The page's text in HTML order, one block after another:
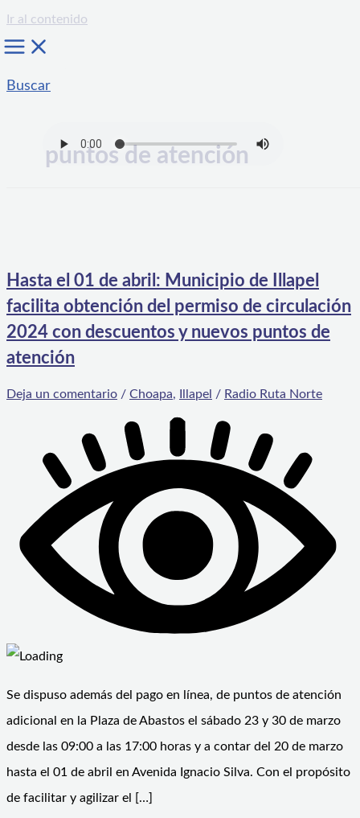
Ir al contenido
Buscar
puntos de atención
Hasta el 01 de abril: Municipio de Illapel
facilita obtención del permiso de circulación
2024 con descuentos y nuevos puntos de
atención
Deja un comentario / Choapa, Illapel / Radio Ruta Norte
Se dispuso además del pago en línea, de puntos de atención
adicional en la Plaza de Abastos el sábado 23 y 30 de marzo
desde las 09:00 a las 17:00 horas y a contar del 20 de marzo
hasta el 01 de abril en Avenida Ignacio Silva. Con el propósito
de facilitar y agilizar el […]